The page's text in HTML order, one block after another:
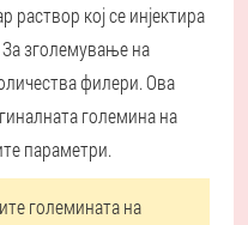
раствор кој се инјектира
зголемување на
филери. Ова
големина на
параметри.
големината на